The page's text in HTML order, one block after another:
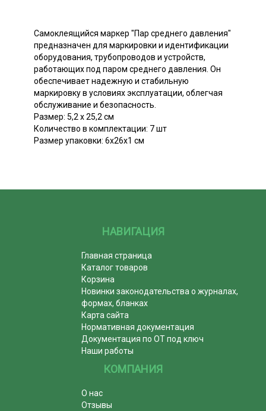
Самоклеящийся маркер "Пар среднего давления"
предназначен для маркировки и идентификации
оборудования, трубопроводов и устройств,
работающих под паром среднего давления. Он
обеспечивает надежную и стабильную
маркировку в условиях эксплуатации, облегчая
обслуживание и безопасность.
Размер: 5,2 х 25,2 см
Количество в комплектации: 7 шт
Размер упаковки: 6х26х1 см
НАВИГАЦИЯ
Главная страница
Каталог товаров
Корзина
Новинки законодательства о журналах,
формах, бланках
Карта сайта
Нормативная документация
Документация по ОТ под ключ
Наши работы
КОМПАНИЯ
О нас
Отзывы